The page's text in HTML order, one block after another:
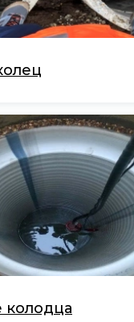
колодца